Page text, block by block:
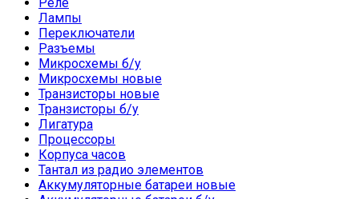
Лампы
Переключатели
Разъемы
Микросхемы б/у
Микросхемы новые
Транзисторы новые
Транзисторы б/у
Лигатура
Процессоры
Корпуса часов
Тантал из радио элементов
Аккумуляторные батареи новые